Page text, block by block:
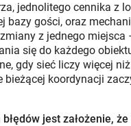
jednolitego cennika z
bazy gości, oraz
z jednego miejsca
się do każdego
gdy sieć liczy więcej
bieżącej koordynacji
jest założenie,